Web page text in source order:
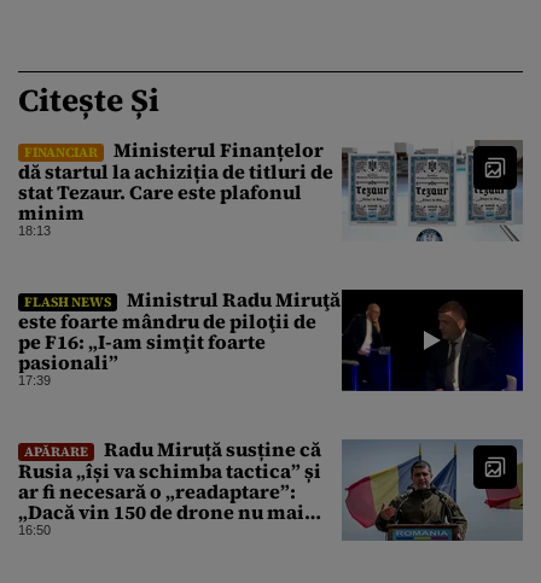
Citește Și
FINANCIAR
Ministerul Finanțelor
dă startul la achiziția de titluri de
stat Tezaur. Care este plafonul
minim
18:13
FLASH NEWS
Ministrul Radu Miruţă
este foarte mândru de piloţii de
pe F16: „I-am simţit foarte
pasionali”
17:39
APĂRARE
Radu Miruță susține că
Rusia „își va schimba tactica” și
ar fi necesară o „readaptare”:
„Dacă vin 150 de drone nu mai
suntem pe timp de pace”
16:50